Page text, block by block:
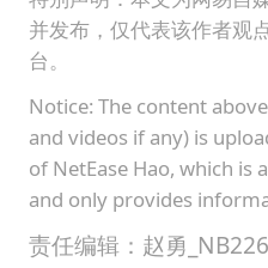
并发布，仅代表该作者观
台。
Notice: The content
and videos if any) is
of NetEase Hao, which is
and only provides
责任编辑：赵勇